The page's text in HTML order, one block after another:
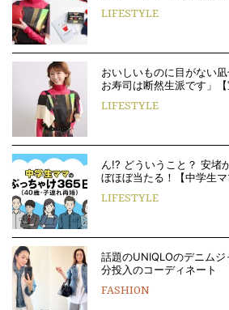
LIFESTYLE
おいしいものに目がない
お寿司は断然生派です」
LIFESTYLE
ん!? どういうこと？ 安堵
ぼほぼ当たる！【中学生
LIFESTYLE
話題のUNIQLOのデニム
分投入のコーディネート
FASHION